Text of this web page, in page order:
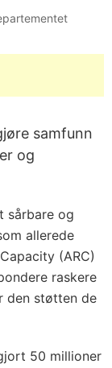
samfunn
og
sårbare og
allerede
(ARC)
raskere
den støtten de
50 millioner